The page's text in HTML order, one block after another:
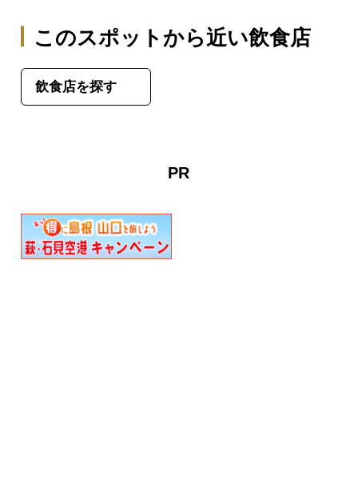
このスポットから近い飲食店
飲食店を探す
PR